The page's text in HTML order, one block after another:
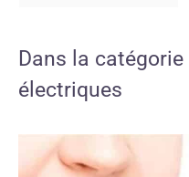
Dans la
électriques